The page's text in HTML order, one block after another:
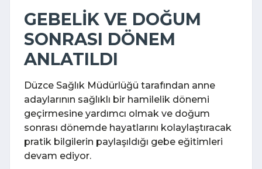
GEBELİK VE DOĞUM
SONRASI DÖNEM
ANLATILDI
Düzce Sağlık Müdürlüğü tarafından anne
adaylarının sağlıklı bir hamilelik dönemi
geçirmesine yardımcı olmak ve doğum
sonrası dönemde hayatlarını kolaylaştıracak
pratik bilgilerin paylaşıldığı gebe eğitimleri
devam ediyor.